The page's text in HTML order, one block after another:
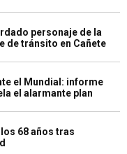
personaje de la
de tránsito en Cañete
el Mundial: informe
el alarmante plan
68 años tras